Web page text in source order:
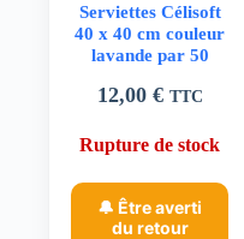
Serviettes Célisoft
40 x 40 cm couleur
lavande par 50
12,00 € TTC
Rupture de stock
🔔 Être averti
du retour